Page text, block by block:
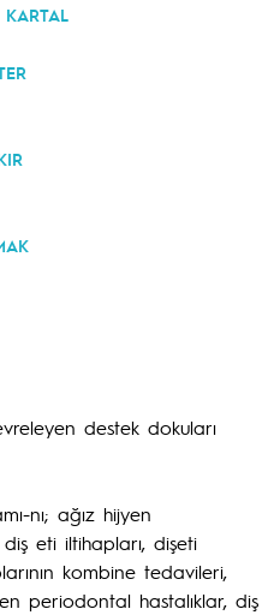
destek dokuları
nı; ağız hijyen
eti iltihapları, dişeti
kombine tedavileri,
periodontal hastalıklar, diş